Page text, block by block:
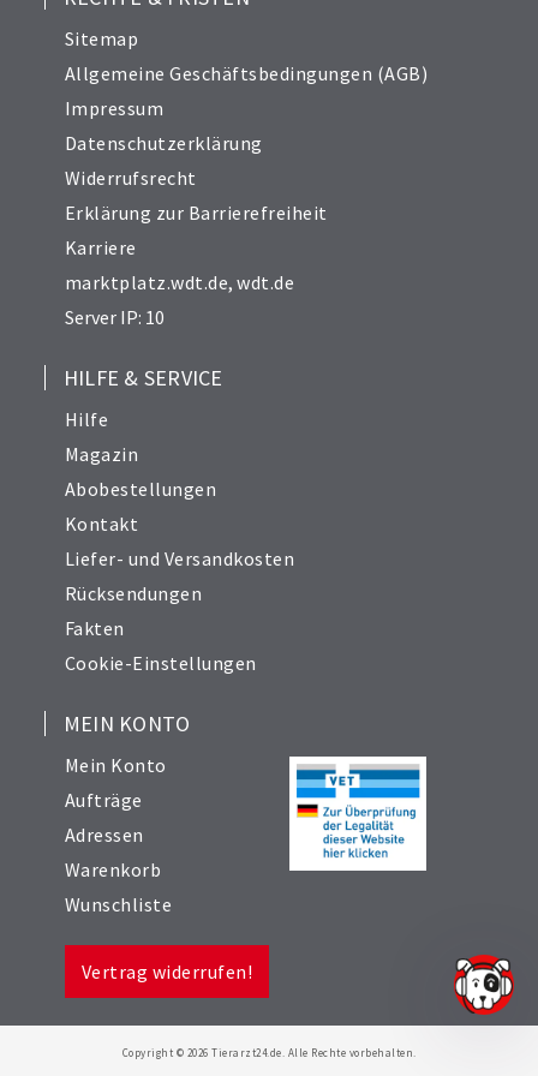
Sitemap
Allgemeine Geschäftsbedingungen (AGB)
Impressum
Datenschutzerklärung
Widerrufsrecht
Erklärung zur Barrierefreiheit
Karriere
marktplatz.wdt.de,wdt.de
Server IP: 10
HILFE & SERVICE
Hilfe
Magazin
Abobestellungen
Kontakt
Liefer- und Versandkosten
Rücksendungen
Fakten
Cookie-Einstellungen
MEIN KONTO
Mein Konto
Aufträge
Adressen
Warenkorb
Wunschliste
Vertrag widerrufen!
Copyright © 2026 Tierarzt24.de. Alle Rechte vorbehalten.